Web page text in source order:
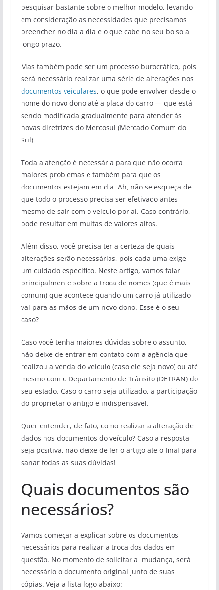
pesquisar bastante sobre o melhor modelo, levando
em consideração as necessidades que precisamos
preencher no dia a dia e o que cabe no seu bolso a
longo prazo.
Mas também pode ser um processo burocrático, pois
será necessário realizar uma série de alterações nos
documentos veiculares, o que pode envolver desde o
nome do novo dono até a placa do carro — que está
sendo modificada gradualmente para atender às
novas diretrizes do Mercosul (Mercado Comum do
Sul).
Toda a atenção é necessária para que não ocorra
maiores problemas e também para que os
documentos estejam em dia. Ah, não se esqueça de
que todo o processo precisa ser efetivado antes
mesmo de sair com o veículo por aí. Caso contrário,
pode resultar em multas de valores altos.
Além disso, você precisa ter a certeza de quais
alterações serão necessárias, pois cada uma exige
um cuidado específico. Neste artigo, vamos falar
principalmente sobre a troca de nomes (que é mais
comum) que acontece quando um carro já utilizado
vai para as mãos de um novo dono. Esse é o seu
caso?
Caso você tenha maiores dúvidas sobre o assunto,
não deixe de entrar em contato com a agência que
realizou a venda do veículo (caso ele seja novo) ou até
mesmo com o Departamento de Trânsito (DETRAN) do
seu estado. Caso o carro seja utilizado, a participação
do proprietário antigo é indispensável.
Quer entender, de fato, como realizar a alteração de
dados nos documentos do veículo? Caso a resposta
seja positiva, não deixe de ler o artigo até o final para
sanar todas as suas dúvidas!
Quais documentos são
necessários?
Vamos começar a explicar sobre os documentos
necessários para realizar a troca dos dados em
questão. No momento de solicitar a mudança, será
necessário o documento original junto de suas
cópias. Veja a lista logo abaixo: